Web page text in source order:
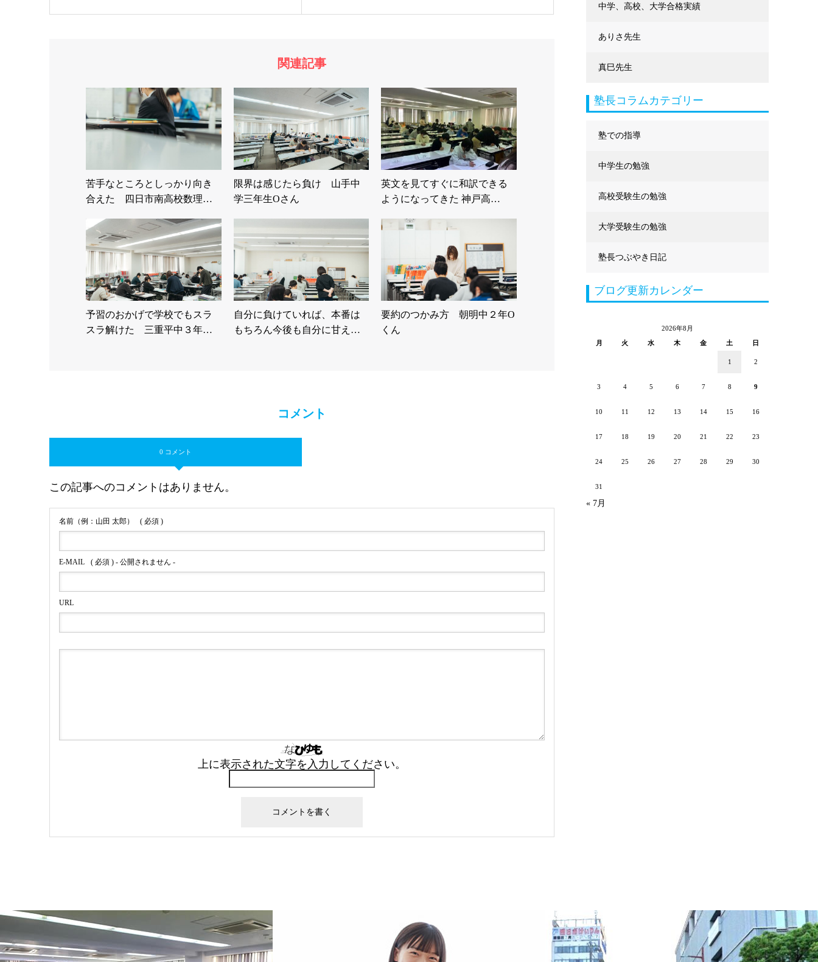
関連記事
苦手なところとしっかり向き
合えた 四日市南高校数理…
限界は感じたら負け 山手中
学三年生Oさん
英文を見てすぐに和訳できる
ようになってきた 神戸高…
予習のおかげで学校でもスラ
スラ解けた 三重平中３年…
自分に負けていれば、本番は
もちろん今後も自分に甘え…
要約のつかみ方 朝明中２年O
くん
コメント
0 コメント
この記事へのコメントはありません。
名前（例：山田 太郎） ( 必須 )
E-MAIL ( 必須 ) - 公開されません -
URL
上に表示された文字を入力してください。
中学、高校、大学合格実績
ありさ先生
真巳先生
塾長コラムカテゴリー
塾での指導
中学生の勉強
高校受験生の勉強
大学受験生の勉強
塾長つぶやき日記
ブログ更新カレンダー
2026年8月
月
火 水 木 金 土 日
1 2
3 4 5 6 7 8 9
10 11 12 13 14 15 16
17 18 19 20 21 22 23
24 25 26 27 28 29 30
31
« 7月